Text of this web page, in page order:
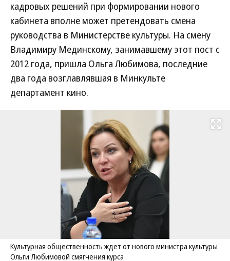
кадровых решений при формировании нового
кабинета вполне может претендовать смена
руководства в Министерстве культуры. На смену
Владимиру Мединскому, занимавшему этот пост с
2012 года, пришла Ольга Любимова, последние
два года возглавлявшая в Минкульте
департамент кино.
Развернуть
Культурная общественность ждет от нового министра культуры
Ольги Любимовой смягчения курса